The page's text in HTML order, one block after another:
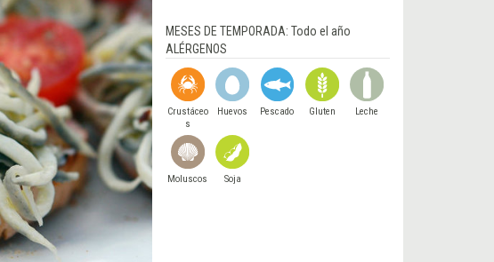
MESES DE TEMPORADA: Todo el año
ALÉRGENOS
Crustáceo
s
Huevos Pescado Gluten Leche
Moluscos Soja